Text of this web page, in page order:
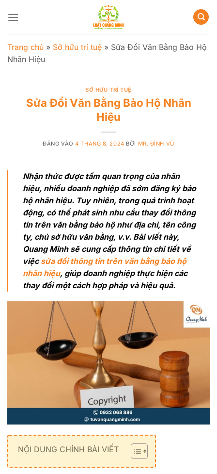
qua
dung
Trang chủ » Sở hữu trí tuệ » Sửa Đổi Văn Bằng Bảo Hộ
Nhãn Hiệu
SỞ HỮU TRÍ TUỆ
Sửa Đổi Văn Bằng Bảo Hộ Nhãn
Hiệu
ĐĂNG VÀO4 THÁNG 8, 2024 BỞI MR. ĐÌNH VŨ
Nhận thức được tầm quan trọng của nhãn
hiệu, nhiều doanh nghiệp đã sớm đăng ký bảo
hộ nhãn hiệu. Tuy nhiên, trong quá trình hoạt
động, có thể phát sinh nhu cầu thay đổi thông
tin trên văn bằng bảo hộ như địa chỉ, tên công
ty, chủ sở hữu văn bằng, v.v. Bài viết này,
Quang Minh sẽ cung cấp thông tin chi tiết về
việcsửa đổi thông tin trên văn bằng bảo hộ
nhãn hiệu, giúp doanh nghiệp thực hiện các
thay đổi một cách hợp pháp và hiệu quả.
NỘI DUNG CHÍNH BÀI VIẾT